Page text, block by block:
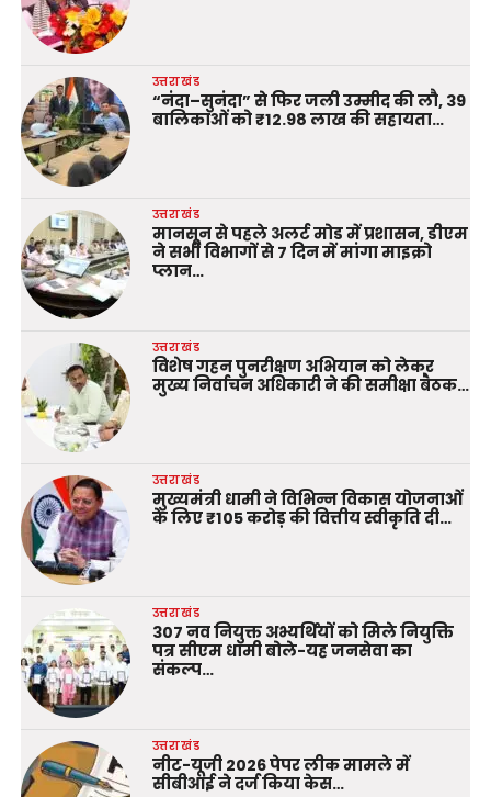
उत्तराखंड
“नंदा–सुनंदा” से फिर जली उम्मीद की लौ, 39
बालिकाओं को ₹12.98 लाख की सहायता…
उत्तराखंड
मानसून से पहले अलर्ट मोड में प्रशासन, डीएम
ने सभी विभागों से 7 दिन में मांगा माइक्रो
प्लान…
उत्तराखंड
विशेष गहन पुनरीक्षण अभियान को लेकर
मुख्य निर्वाचन अधिकारी ने की समीक्षा बैठक…
उत्तराखंड
मुख्यमंत्री धामी ने विभिन्न विकास योजनाओं
के लिए ₹105 करोड़ की वित्तीय स्वीकृति दी…
उत्तराखंड
307 नव नियुक्त अभ्यर्थियों को मिले नियुक्ति
पत्र सीएम धामी बोले-यह जनसेवा का
संकल्प…
उत्तराखंड
नीट-यूजी 2026 पेपर लीक मामले में
सीबीआई ने दर्ज किया केस…